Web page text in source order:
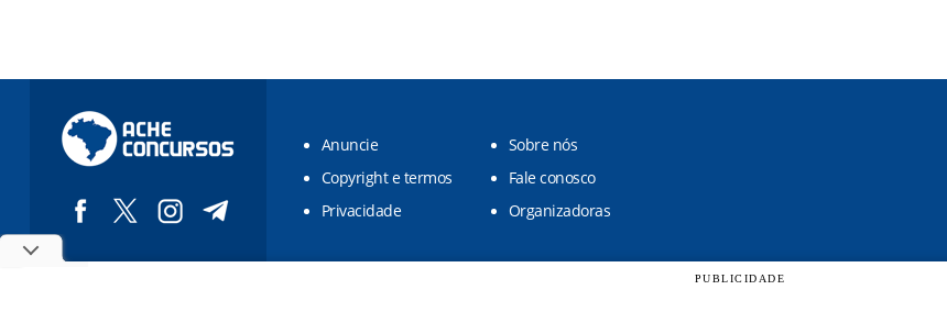
Anuncie
Sobre nós
Copyright e termos
Fale conosco
Privacidade
Organizadoras
PUBLICIDADE